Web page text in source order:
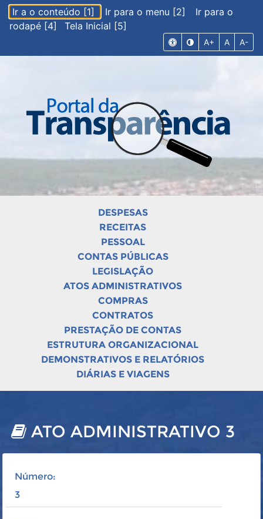
Ir a o conteúdo [1] Ir para o menu [2]
Ir para o
rodapé [4]
Tela Inicial [5]
A+ A A-
DESPESAS
RECEITAS
PESSOAL
CONTAS PÚBLICAS
LEGISLAÇÃO
ATOS ADMINISTRATIVOS
COMPRAS
CONTRATOS
PRESTAÇÃO DE CONTAS
ESTRUTURA ORGANIZACIONAL
DEMONSTRATIVOS E RELATÓRIOS
DIÁRIAS E VIAGENS
ATO ADMINISTRATIVO 3
Número:
3